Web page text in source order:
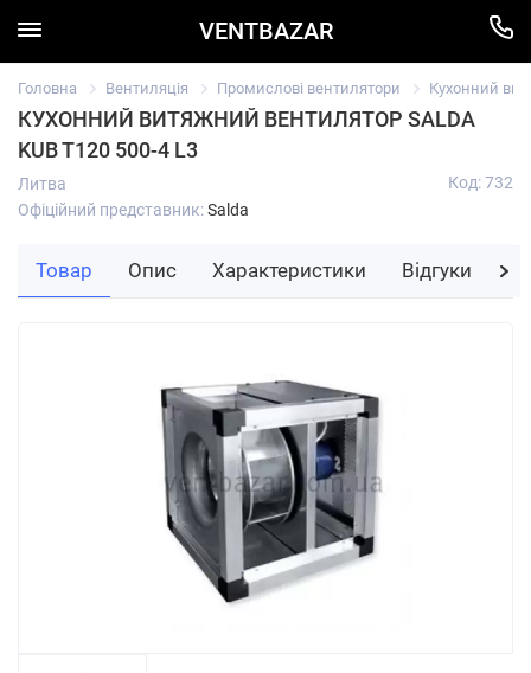
VENTBAZAR
Головна Вентиляція Промислові вентилятори Кухонний
КУХОННИЙ ВИТЯЖНИЙ ВЕНТИЛЯТОР SALDA
KUB T120 500-4 L3
Литва
Офіційний представник:Salda
Код: 732
Товар Опис Характеристики Відгуки